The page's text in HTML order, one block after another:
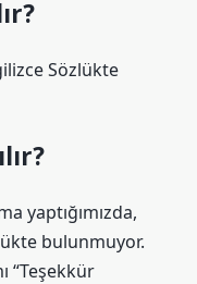
Sözlükte
yaptığımızda,
bulunmuyor.
“Teşekkür